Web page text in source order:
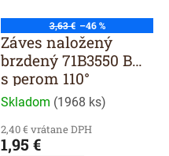
3,63 € –46 %
Záves naložený
brzdený 71B3550 BM
s perom 110°
Skladom (1968 ks)
2,40 € vrátane DPH
1,95 €